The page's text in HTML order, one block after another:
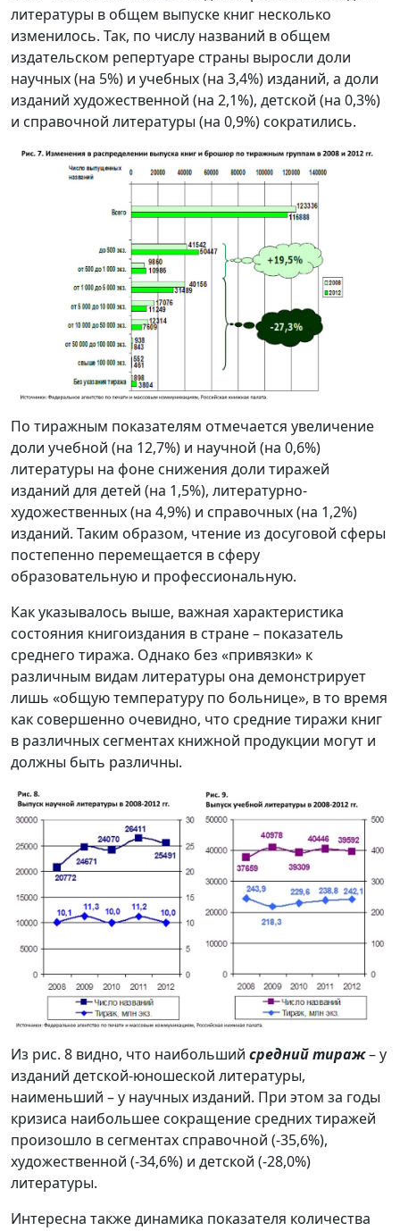
литературы в общем выпуске книг несколько
изменилось. Так, по числу названий в общем
издательском репертуаре страны выросли доли
научных (на 5%) и учебных (на 3,4%) изданий, а доли
изданий художественной (на 2,1%), детской (на 0,3%)
и справочной литературы (на 0,9%) сократились.
По тиражным показателям отмечается увеличение
доли учебной (на 12,7%) и научной (на 0,6%)
литературы на фоне снижения доли тиражей
изданий для детей (на 1,5%), литературно-
художественных (на 4,9%) и справочных (на 1,2%)
изданий. Таким образом, чтение из досуговой сферы
постепенно перемещается в сферу
образовательную и профессиональную.
Как указывалось выше, важная характеристика
состояния книгоиздания в стране – показатель
среднего тиража. Однако без «привязки» к
различным видам литературы она демонстрирует
лишь «общую температуру по больнице», в то время
как совершенно очевидно, что средние тиражи книг
в различных сегментах книжной продукции могут и
должны быть различны.
Из рис. 8 видно, что наибольший средний тираж– у
изданий детской-юношеской литературы,
наименьший – у научных изданий. При этом за годы
кризиса наибольшее сокращение средних тиражей
произошло в сегментах справочной (‑35,6%),
художественной (-34,6%) и детской (-28,0%)
литературы.
Интересна также динамика показателя количества